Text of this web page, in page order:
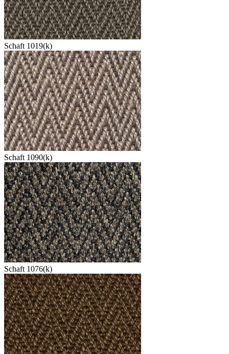
Schaft 1019(k)
Schaft 1090(k)
Schaft 1076(k)